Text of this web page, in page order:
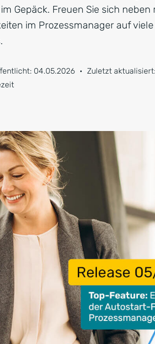
Gepäck. Freuen Sie sich neben
im Prozessmanager auf
04.05.2026 · Zuletzt aktualisiert: